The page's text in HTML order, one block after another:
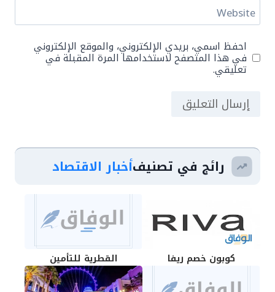
Website
احفظ اسمي، بريدي الإلكتروني، والموقع الإلكتروني
في هذا المتصفح لاستخدامها المرة المقبلة في
تعليقي.
رائج في تصنيفأخبار الاقتصاد
كوبون خصم ريفا القطرية للتأمين